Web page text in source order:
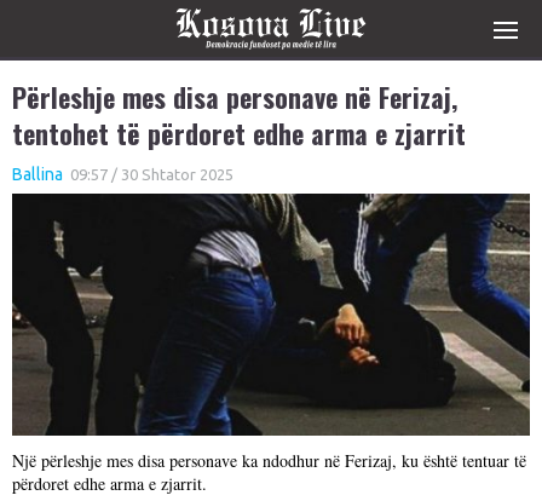
Përleshje mes disa personave në Ferizaj,
tentohet të përdoret edhe arma e zjarrit
Ballina 09:57 / 30 Shtator 2025
Një përleshje mes disa personave ka ndodhur në Ferizaj, ku është tentuar të
përdoret edhe arma e zjarrit.